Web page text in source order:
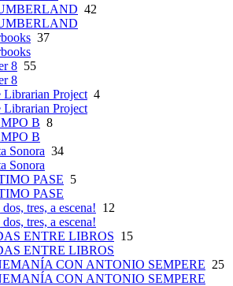
42
37
8 55
8
Librarian Project 4
Librarian Project
B 8
B
Sonora 34
Sonora
PASE 5
PASE
tres, a escena! 12
tres, a escena!
ENTRE LIBROS 15
ENTRE LIBROS
CON ANTONIO SEMPERE 25
CON ANTONIO SEMPERE